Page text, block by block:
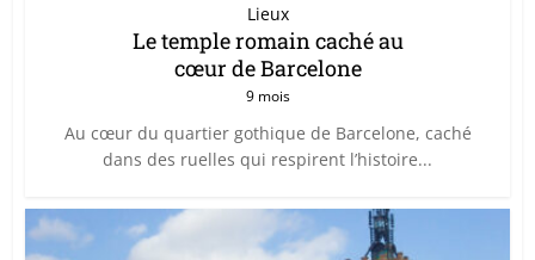
Lieux
Le temple romain caché au
cœur de Barcelone
9 mois
Au cœur du quartier gothique de Barcelone, caché
dans des ruelles qui respirent l’histoire...